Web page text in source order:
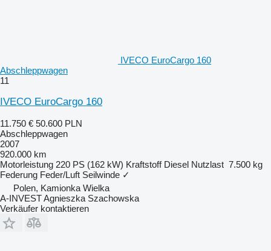
IVECO EuroCargo 160
Abschleppwagen
11
IVECO EuroCargo 160
11.750 € 50.600 PLN
Abschleppwagen
2007
920.000 km
Motorleistung 220 PS (162 kW) Kraftstoff Diesel Nutzlast 7.500 kg
Federung Feder/Luft Seilwinde ✓
Polen, Kamionka Wielka
A-INVEST Agnieszka Szachowska
Verkäufer kontaktieren